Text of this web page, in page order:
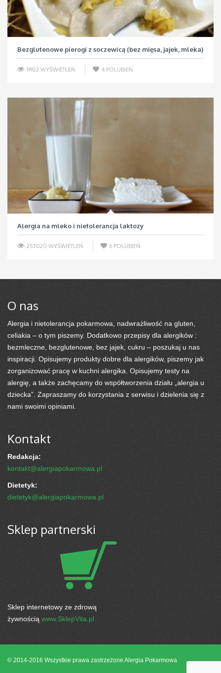
Bezglutenowe pierogi z soczewicą (bez mięsa, jajek, mleka)
19922 WYŚWIETLEŃ 4 POLUBIEŃ
Alergia na mleko i nietolerancja laktozy
257020 WYŚWIETLEŃ 6 POLUBIEŃ
O nas
Alergia i nietolerancja pokarmowa, nadwrażliwość na gluten,
celiakia – o tym piszemy. Dodatkowo przepisy dla alergików :
bezmleczne, bezglutenowe, bez jajek, cukru – poszukaj u nas
inspiracji. Opisujemy produkty dobre dla alergików, piszemy jak
zorganizować pracę w kuchni alergika. Opisujemy testy na
alergię, a także zachęcamy do współtworzenia działu „alergia u
dziecka”. Zapraszamy do korzystania z serwisu i dzielenia się z
nami swoimi opiniami.
Kontakt
Redakcja:
kontakt@alergiapokarmowa.pl
Dietetyk:
dietetyk@alergiapokarmowa.pl
Sklep partnerski
Sklep internetowy ze zdrową
żywnością www.SklepVita.pl
© 2014-2016 Wszystkie prawa zastrzeżone Alergia Pokarmowa